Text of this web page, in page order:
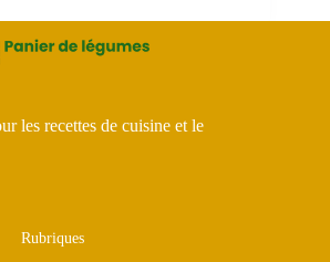
les recettes de cuisine et le
Rubriques